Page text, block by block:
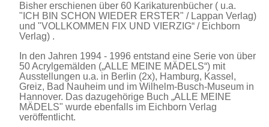
Bisher erschienen über 60 Karikaturenbücher ( u.a.
"ICH BIN SCHON WIEDER ERSTER" / Lappan Verlag)
und "VOLLKOMMEN FIX UND VIERZIG“ / Eichborn
Verlag) .
In den Jahren 1994 - 1996 entstand eine Serie von über
50 Acrylgemälden („ALLE MEINE MÄDELS“) mit
Ausstellungen u.a. in Berlin (2x), Hamburg, Kassel,
Greiz, Bad Nauheim und im Wilhelm-Busch-Museum in
Hannover. Das dazugehörige Buch „ALLE MEINE
MÄDELS" wurde ebenfalls im Eichborn Verlag
veröffentlicht.